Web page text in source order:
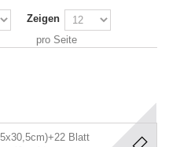
Zeigen
pro Seite